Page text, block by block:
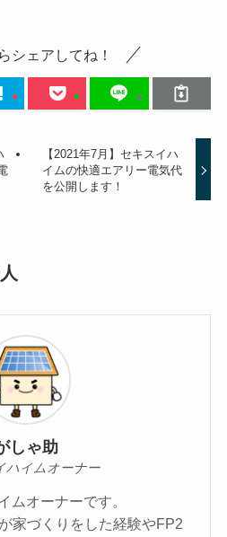
シェアしてね！
【2021年7月】セキスイハ
イムの快適エアリー電気代
を公開します！
しゃ助
ハイムオーナー
ムオーナーです。
家づくりをした経験やFP2